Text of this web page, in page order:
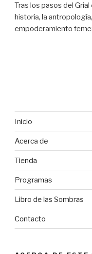
Tras los pasos del
historia, la
empoderamiento
Inicio
Acerca de
Tienda
Programas
Libro de las Sombras
Contacto